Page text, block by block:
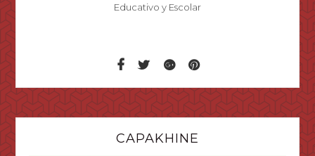
Educativo y Escolar
CAPAKHINE